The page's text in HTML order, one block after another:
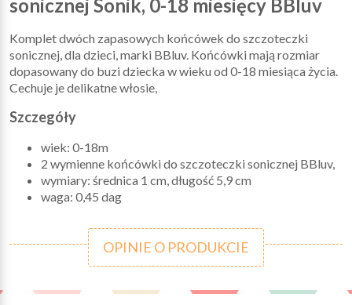
sonicznej Sonik, 0-18 miesięcy BBluv
Komplet dwóch zapasowych końcówek do szczoteczki
sonicznej, dla dzieci, marki BBluv. Końcówki mają rozmiar
dopasowany do buzi dziecka w wieku od 0-18 miesiąca życia.
Cechuje je delikatne włosie,
Szczegóły
wiek: 0-18m
2 wymienne końcówki do szczoteczki sonicznej BBluv,
wymiary: średnica 1 cm, długość 5,9 cm
waga: 0,45 dag
OPINIE O PRODUKCIE